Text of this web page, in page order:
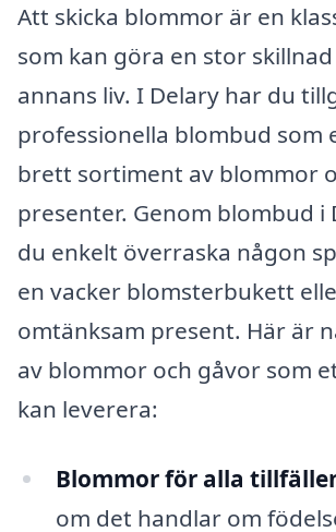
Att skicka blommor är en
som kan göra en stor
annans liv. I Delary har du
professionella blombud som
brett sortiment av blommor
presenter. Genom blombud i
du enkelt överraska någon
en vacker blomsterbukett
omtänksam present. Här är
av blommor och gåvor som
kan leverera:
Blommor för alla
om det handlar om